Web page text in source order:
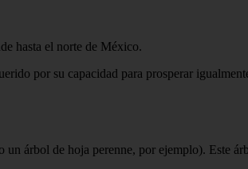
hasta el norte de México.
por su capacidad para prosperar
árbol de hoja perenne, por ejemplo). Este